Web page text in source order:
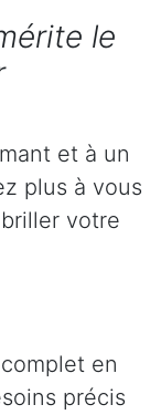
le
et à un
plus à vous
votre
en
précis